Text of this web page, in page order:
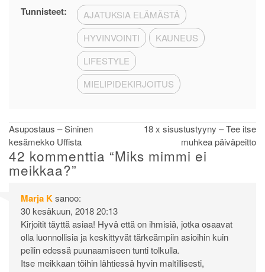
Tunnisteet:
AJATUKSIA ELÄMÄSTÄ
HYVINVOINTI
KAUNEUS
LIFESTYLE
MIELIPIDEKIRJOITUS
Artikkelien
selaus
Asupostaus – Sininen
kesämekko Uffista
18 x sisustustyyny – Tee itse
muhkea päiväpeitto
42 kommenttia “Miks mimmi ei
meikkaa?”
Marja Ksanoo:
30 kesäkuun, 2018 20:13
Kirjoitit täyttä asiaa! Hyvä että on ihmisiä, jotka osaavat
olla luonnollisia ja keskittyvät tärkeämpiin asioihin kuin
peilin edessä puunaamiseen tunti tolkulla.
Itse meikkaan töihin lähtiessä hyvin maltillisesti,